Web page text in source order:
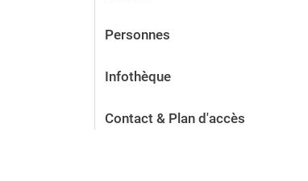
Personnes
Infothèque
Contact & Plan d'accès